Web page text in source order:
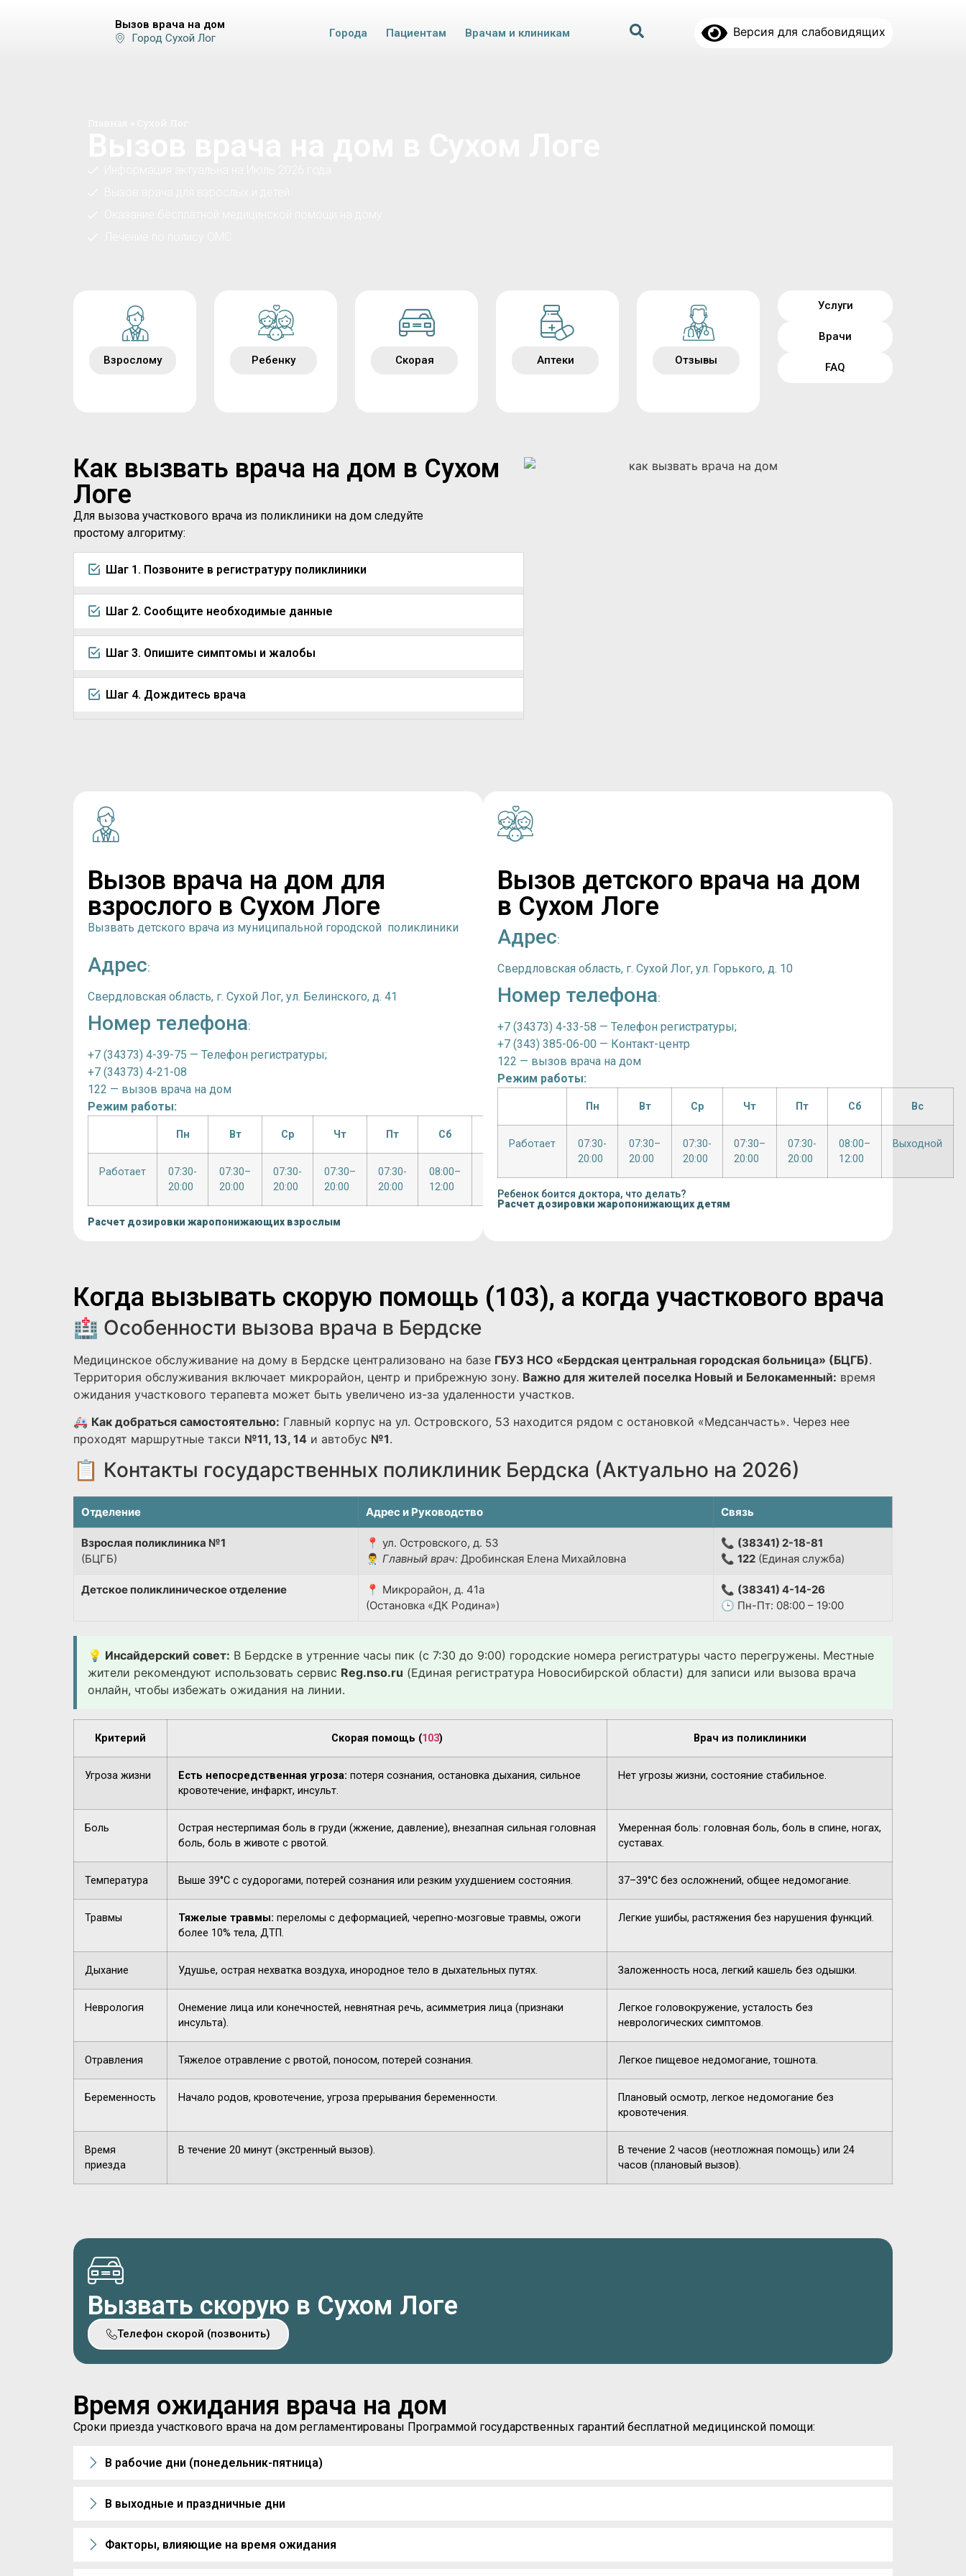
Вызов врача на дом
Город Сухой Лог
Города Пациентам Врачам и клиникам Версия для слабовидящих
Взрослому Ребенку Скорая Аптеки Отзывы
Услуги
Врачи
FAQ
Как вызвать врача на дом в Сухом
Логе
Для вызова участкового врача из поликлиники на дом следуйте
простому алгоритму:
Шаг 1. Позвоните в регистратуру поликлиники
Шаг 2. Сообщите необходимые данные
Шаг 3. Опишите симптомы и жалобы
Шаг 4. Дождитесь врача
Вызов врача на дом для
взрослого в Сухом Логе
Вызвать детского врача из муниципальной городской поликлиники
Адрес:
Свердловская область, г. Сухой Лог, ул. Белинского, д. 41
Номер телефона:
+7 (34373) 4-39-75 — Телефон регистратуры;
+7 (34373) 4-21-08
122 — вызов врача на дом
Режим работы:
Пн Вт Ср Чт Пт Сб
Работает
07:30-
20:00
07:30–
20:00
07:30-
20:00
07:30–
20:00
07:30-
20:00
08:00–
12:00
Расчет дозировки жаропонижающих взрослым
Вызов детского врача на дом
в Сухом Логе
Адрес:
Свердловская область, г. Сухой Лог, ул. Горького, д. 10
Номер телефона:
+7 (34373) 4-33-58 — Телефон регистратуры;
+7 (343) 385-06-00 — Контакт-центр
122 — вызов врача на дом
Режим работы:
Пн Вт Ср Чт Пт Сб Вс
Работает
07:30-
20:00
07:30–
20:00
07:30-
20:00
07:30–
20:00
07:30-
20:00
08:00–
12:00
Выходной
Ребенок боится доктора, что делать?
Расчет дозировки жаропонижающих детям
Когда вызывать скорую помощь (103), а когда участкового врача
🏥 Особенности вызова врача в Бердске
Медицинское обслуживание на дому в Бердске централизовано на базе ГБУЗ НСО «Бердская центральная городская больница» (БЦГБ).
Территория обслуживания включает микрорайон, центр и прибрежную зону. Важно для жителей поселка Новый и Белокаменный: время
ожидания участкового терапевта может быть увеличено из-за удаленности участков.
🚑 Как добраться самостоятельно: Главный корпус на ул. Островского, 53 находится рядом с остановкой «Медсанчасть». Через нее
проходят маршрутные такси №11, 13, 14 и автобус №1.
📋 Контакты государственных поликлиник Бердска (Актуально на 2026)
Отделение Адрес и Руководство Связь
Взрослая поликлиника №1
(БЦГБ)
📍 ул. Островского, д. 53
👨‍⚕️ Главный врач: Дробинская Елена Михайловна
📞 (38341) 2-18-81
📞 122 (Единая служба)
Детское поликлиническое отделение
📍 Микрорайон, д. 41а
(Остановка «ДК Родина»)
📞 (38341) 4-14-26
🕒 Пн-Пт: 08:00 – 19:00
💡 Инсайдерский совет: В Бердске в утренние часы пик (с 7:30 до 9:00) городские номера регистратуры часто перегружены. Местные
жители рекомендуют использовать сервис Reg.nso.ru (Единая регистратура Новосибирской области) для записи или вызова врача
онлайн, чтобы избежать ожидания на линии.
Критерий Скорая помощь (103) Врач из поликлиники
Угроза жизни Есть непосредственная угроза: потеря сознания, остановка дыхания, сильное
кровотечение, инфаркт, инсульт.
Нет угрозы жизни, состояние стабильное.
Боль
Острая нестерпимая боль в груди (жжение, давление), внезапная сильная головная
боль, боль в животе с рвотой.
Умеренная боль: головная боль, боль в спине, ногах,
суставах.
Температура Выше 39°C с судорогами, потерей сознания или резким ухудшением состояния. 37–39°C без осложнений, общее недомогание.
Травмы Тяжелые травмы: переломы с деформацией, черепно-мозговые травмы, ожоги
более 10% тела, ДТП.
Легкие ушибы, растяжения без нарушения функций.
Дыхание Удушье, острая нехватка воздуха, инородное тело в дыхательных путях. Заложенность носа, легкий кашель без одышки.
Неврология
Онемение лица или конечностей, невнятная речь, асимметрия лица (признаки
инсульта).
Легкое головокружение, усталость без
неврологических симптомов.
Отравления Тяжелое отравление с рвотой, поносом, потерей сознания. Легкое пищевое недомогание, тошнота.
Беременность Начало родов, кровотечение, угроза прерывания беременности.
Плановый осмотр, легкое недомогание без
кровотечения.
Время
приезда
В течение 20 минут (экстренный вызов).
В течение 2 часов (неотложная помощь) или 24
часов (плановый вызов).
Вызвать скорую в Сухом Логе
Телефон скорой (позвонить)
Время ожидания врача на дом
Сроки приезда участкового врача на дом регламентированы Программой государственных гарантий бесплатной медицинской помощи:
В рабочие дни (понедельник-пятница)
В выходные и праздничные дни
Факторы, влияющие на время ожидания